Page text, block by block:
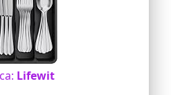
Lifewit